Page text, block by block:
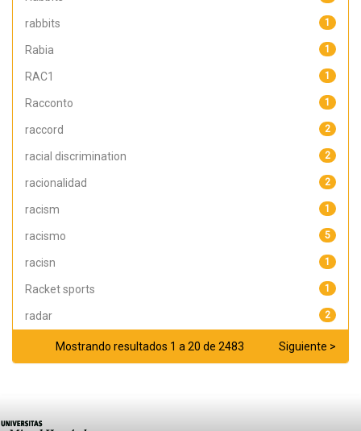
rabbits 1
Rabia 1
RAC1 1
Racconto 1
raccord 2
racial discrimination 2
racionalidad 2
racism 1
racismo 5
racisn 1
Racket sports 1
radar 2
Mostrando resultados 1 a 20 de 2483 Siguiente >